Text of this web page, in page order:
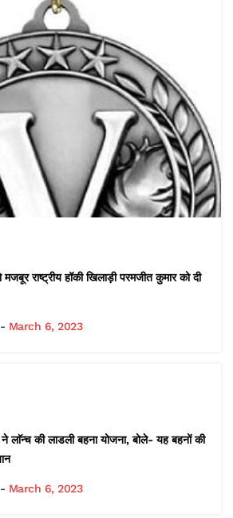
राष्ट्रीय हॉकी खिलाड़ी परमजीत कुमार को दी
- March 6, 2023
ने लाॅन्च की लाडली बहना योजना, बोले- यह बहनों की
- March 6, 2023